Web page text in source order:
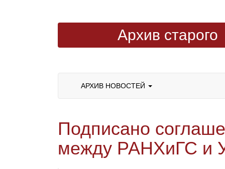
Архив старого
АРХИВ НОВОСТЕЙ
Подписано
между РАНХиГС и